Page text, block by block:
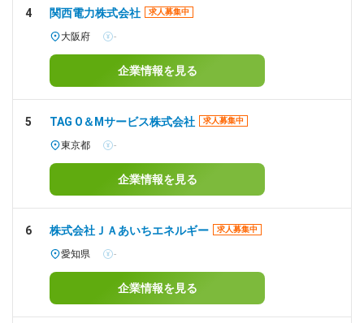
4 関西電力株式会社 求人募集中
大阪府 -
企業情報を見る
5 TAG O＆Mサービス株式会社 求人募集中
東京都 -
企業情報を見る
6 株式会社ＪＡあいちエネルギー 求人募集中
愛知県 -
企業情報を見る